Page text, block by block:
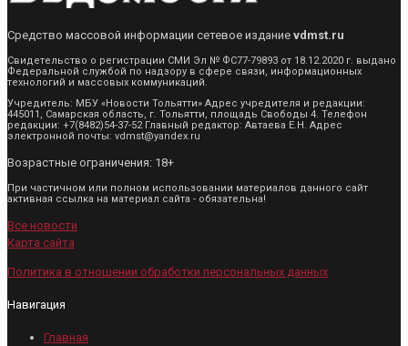
Средство массовой информации сетевое издание vdmst.ru
Свидетельство о регистрации СМИ Эл № ФС77-79893 от 18.12.2020 г. выдано
Федеральной службой по надзору в сфере связи, информационных
технологий и массовых коммуникаций.
Учредитель: МБУ «Новости Тольятти» Адрес учредителя и редакции:
445011, Самарская область, г. Тольятти, площадь Свободы 4. Телефон
редакции: +7(8482)54-37-52 Главный редактор: Автаева Е.Н. Адрес
электронной почты: vdmst@yandex.ru
Возрастные ограничения: 18+
При частичном или полном использовании материалов данного сайт
активная ссылка на материал сайта - обязательна!
Все новости
Карта сайта
Политика в отношении обработки персональных данных
Навигация
Главная